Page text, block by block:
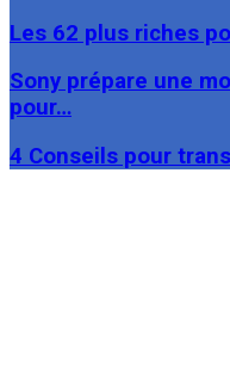
Les 62 plus riches
Sony prépare une
pour…
4 Conseils pour